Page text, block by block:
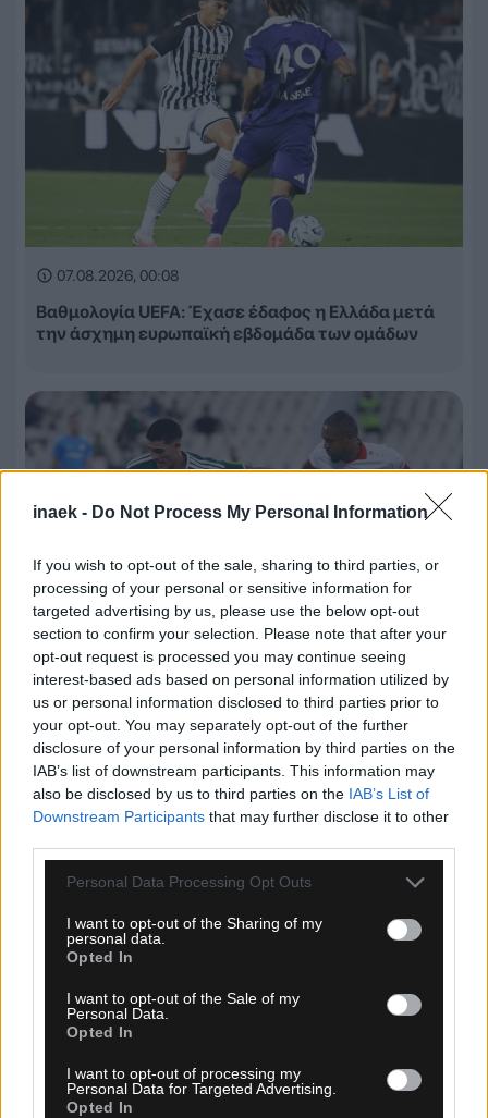
inaek - Do Not Process My Personal Information
If you wish to opt-out of the sale, sharing to third parties, or
processing of your personal or sensitive information for
targeted advertising by us, please use the below opt-out
section to confirm your selection. Please note that after your
opt-out request is processed you may continue seeing
interest-based ads based on personal information utilized by
us or personal information disclosed to third parties prior to
your opt-out. You may separately opt-out of the further
disclosure of your personal information by third parties on the
IAB’s list of downstream participants. This information may
also be disclosed by us to third parties on the IAB’s List of
Downstream Participants that may further disclose it to other
Please note that this website/app uses one or more Google
not limited to your visit or usage behaviour. You may click to
grant or deny consent to Google and its third-party tags to
use your data for below specified purposes in below Google
consent section.
Personal Data Processing Opt Outs
I want to opt-out of the Sharing of my
personal data.
Opted In
I want to opt-out of the Sale of my
Personal Data.
Opted In
I want to opt-out of processing my
Personal Data for Targeted Advertising.
Opted In
07.08.2026, 00:08
Βαθμολογία UEFA: Έχασε έδαφος η Ελλάδα μετά
την άσχημη ευρωπαϊκή εβδομάδα των ομάδων
06.08.2026, 23:40
Δίχως νίκη οι ελληνικές ομάδες στην Ευρώπη
αυτή την εβδομάδα